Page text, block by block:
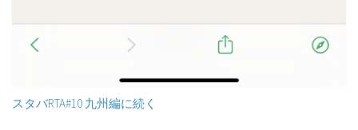
スタバRTA#10 九州編に続く